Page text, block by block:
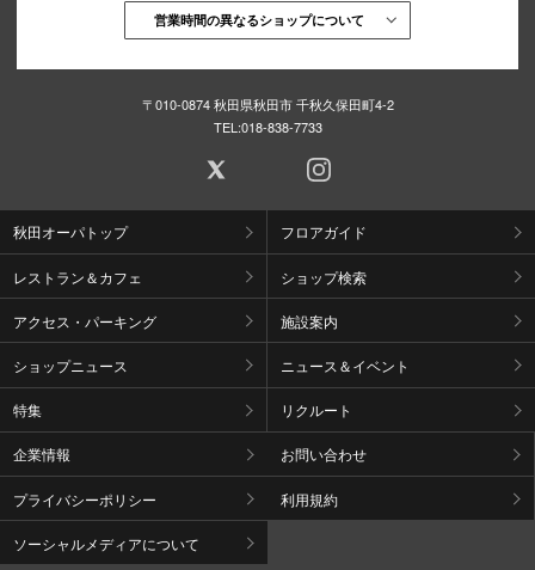
営業時間の異なるショップについて
〒010-0874 秋田県秋田市 千秋久保田町4-2
TEL:018-838-7733
秋田オーパトップ フロアガイド
レストラン＆カフェ ショップ検索
アクセス・パーキング 施設案内
ショップニュース ニュース＆イベント
特集 リクルート
企業情報 お問い合わせ
プライバシーポリシー 利用規約
ソーシャルメディアについて